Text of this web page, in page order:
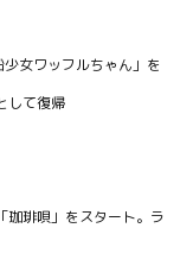
女ワッフルちゃん」を
して復帰
琲唄」をスタート。 ラ